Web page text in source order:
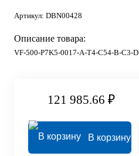
Артикул: DBN00428
Описание товара:
VF-500-P7K5-0017-A-T4-C54-B-C3-D
121 985.66 ₽
В корзину